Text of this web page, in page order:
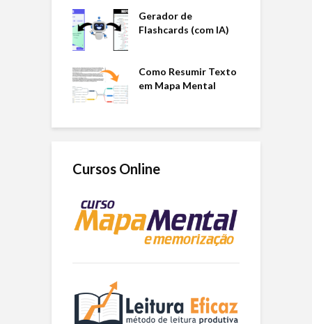
Gerador de
Flashcards (com IA)
Como Resumir Texto
em Mapa Mental
Cursos Online